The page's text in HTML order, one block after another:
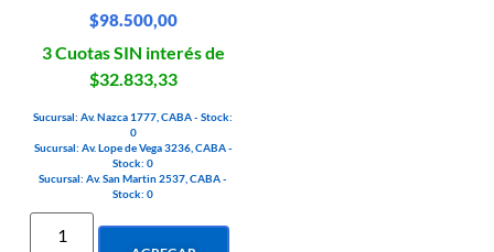
$98.500,00
3 Cuotas SIN interés de
$32.833,33
Sucursal: Av. Nazca 1777, CABA - Stock:
0
Sucursal: Av. Lope de Vega 3236, CABA -
Stock: 0
Sucursal: Av. San Martin 2537, CABA -
Stock: 0